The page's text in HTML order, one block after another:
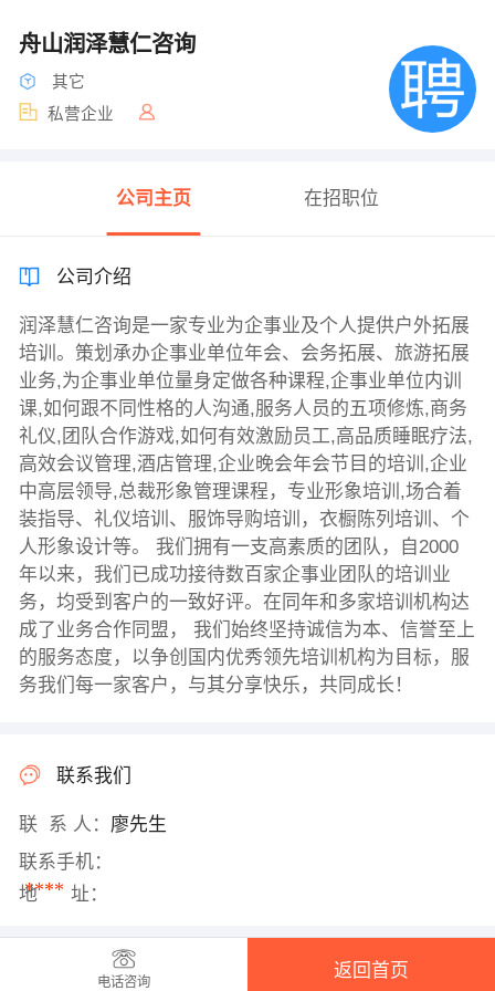
舟山润泽慧仁咨询
其它
私营企业
公司主页 在招职位
公司介绍
润泽慧仁咨询是一家专业为企事业及个人提供户外拓展
培训。策划承办企事业单位年会、会务拓展、旅游拓展
业务,为企事业单位量身定做各种课程,企事业单位内训
课,如何跟不同性格的人沟通,服务人员的五项修炼,商务
礼仪,团队合作游戏,如何有效激励员工,高品质睡眠疗法,
高效会议管理,酒店管理,企业晚会年会节目的培训,企业
中高层领导,总裁形象管理课程，专业形象培训,场合着
装指导、礼仪培训、服饰导购培训，衣橱陈列培训、个
人形象设计等。 我们拥有一支高素质的团队，自2000
年以来，我们已成功接待数百家企事业团队的培训业
务，均受到客户的一致好评。在同年和多家培训机构达
成了业务合作同盟， 我们始终坚持诚信为本、信誉至上
的服务态度，以争创国内优秀领先培训机构为目标，服
务我们每一家客户，与其分享快乐，共同成长！
联系我们
联 系 人： 廖先生
联系手机：
****
地 址：
电话咨询
返回首页